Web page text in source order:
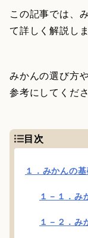
この記事では、
て詳しく解説しま
みかんの選び方
参考にしてくださ
目次
１．みかんの
１－１．み
１－２．み